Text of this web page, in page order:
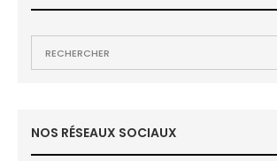
NOS RÉSEAUX SOCIAUX